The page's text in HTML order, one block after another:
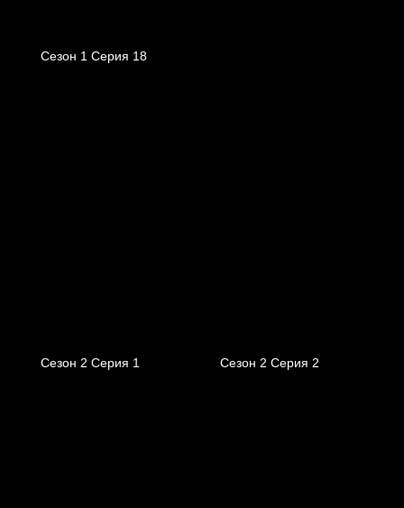
Сезон 1 Серия 18
Сезон 2 Серия 1 Сезон 2 Серия 2